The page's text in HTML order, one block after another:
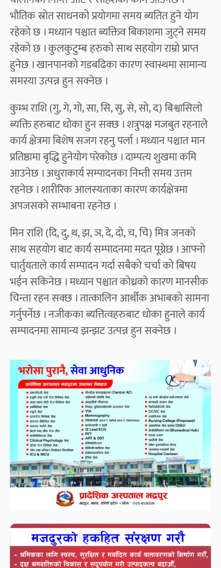
भौतिक स्रोत साधनको प्रयोगमा समय ब्यतित हुने योग
रहेको छ । मध्यान पश्चात ब्यक्तिव बिकाशमा जुट्ने समय
रहेको छ । कुलकुटुम्ब हरुको साथ सहयोग राम्रो प्राप्त
हुनेछ । खानपानको गडबढिका कारण स्वास्थमा सामान्य
समस्या उत्पन्न हुन सक्नेछ ।
कुम्भ राशि (गु, गे, गो, सा, सि, सु, से, सो, द) बिश्वासिलो
ब्यक्ति हरुबाट धोका हुन सक्छ । शत्रुपक्ष मजबुत रहनाले
कार्य क्षेत्रमा बिशेष सजग रहनु पर्ला । मध्यान पश्चात मान
प्रतिष्ठामा बृद्धि हुनेयोग परेकोछ । दाम्पत्य शुखमा कमि
आउनेछ । अधुराकार्य सम्पादनका निम्ती समय उत्तम
रहनेछ । शारीरिक आलस्यताका कारण कार्यक्षेत्रमा
अपजसको सम्भाबना रहनेछ ।
मिन राशि (दि, दु, थ, झ, ञ, दे, दो, च, चि) मित्र जनको
साथ सहयोग बाट कार्य सम्पादनमा मदत पूग्नेछ । आफ्नो
चार्तुयताले कार्य सम्पादन गर्दा सबैको चर्चा को बिषय
भईन सकिनेछ । मध्यान पश्चात कोध्रको कारण मानसीक
चिन्ता रहन सक्छ । तात्कालिन आर्थीक अभाबको सामना
गर्नुपर्नेछ । नजीकका ब्यत्तित्वहरुबाट धोका हुनाले कार्य
सम्पादनमा सामान्य झन्झट उत्पन्न हुन सक्नेछ ।